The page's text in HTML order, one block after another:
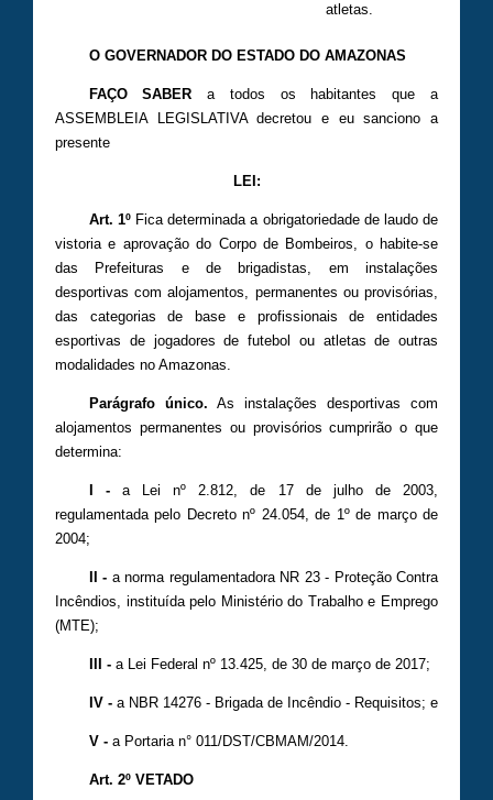
atletas.
O GOVERNADOR DO ESTADO DO AMAZONAS
FAÇO SABER a todos os habitantes que a
ASSEMBLEIA LEGISLATIVA decretou e eu sanciono a
presente
LEI:
Art. 1ºFica determinada a obrigatoriedade de laudo de
vistoria e aprovação do Corpo de Bombeiros, o habite-se
das Prefeituras e de brigadistas, em instalações
desportivas com alojamentos, permanentes ou provisórias,
das categorias de base e profissionais de entidades
esportivas de jogadores de futebol ou atletas de outras
modalidades no Amazonas.
Parágrafo único. As instalações desportivas com
alojamentos permanentes ou provisórios cumprirão o que
determina:
I -a Lei nº 2.812, de 17 de julho de 2003,
regulamentada pelo Decreto nº 24.054, de 1º de março de
2004;
II - a norma regulamentadora NR 23 - Proteção Contra
Incêndios, instituída pelo Ministério do Trabalho e Emprego
(MTE);
III -a Lei Federal nº 13.425, de 30 de março de 2017;
IV -a NBR 14276 - Brigada de Incêndio - Requisitos; e
V -a Portaria n° 011/DST/CBMAM/2014.
Art. 2º VETADO